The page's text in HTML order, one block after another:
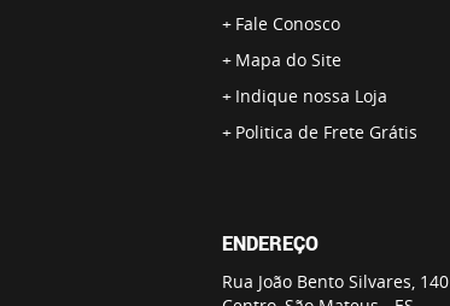
Fale Conosco
Mapa do Site
Indique nossa Loja
Politica de Frete Grátis
ENDEREÇO
Rua João Bento Silvares, 140